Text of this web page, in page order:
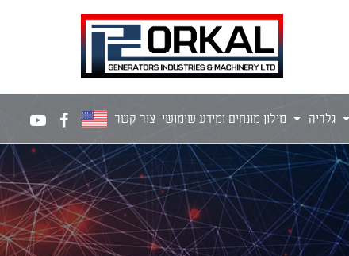
גלריה מילון מונחים ומידע שימושי צור קשר